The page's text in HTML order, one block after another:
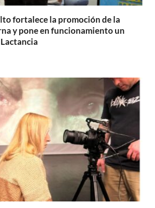
fortalece la promoción de la
y pone en funcionamiento un